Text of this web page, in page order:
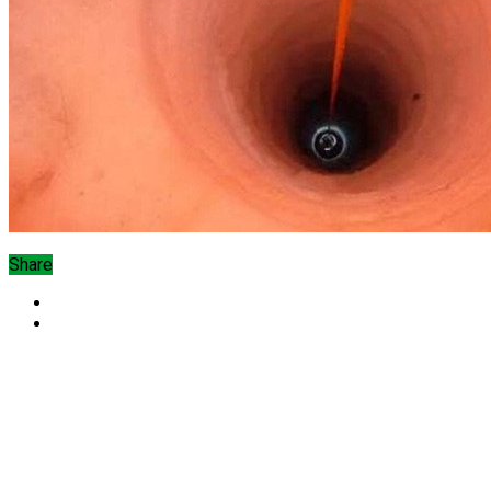
Share